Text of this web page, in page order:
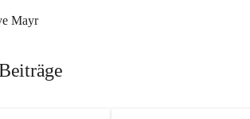
Mayr